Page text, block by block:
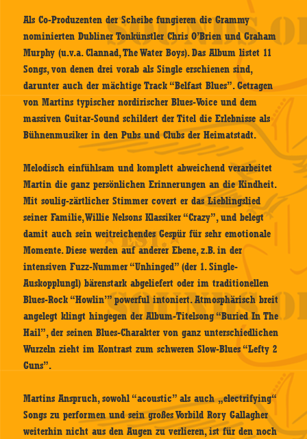
Als Co-Produzenten der Scheibe fungieren die Grammy
nominierten Dubliner Tonkünstler Chris O’Brien und Graham
Murphy (u.v.a. Clannad, The Water Boys). Das Album listet 11
Songs, von denen drei vorab als Single erschienen sind,
darunter auch der mächtige Track “Belfast Blues”. Getragen
von Martins typischer nordirischer Blues-Voice und dem
massiven Guitar-Sound schildert der Titel die Erlebnisse als
Bühnenmusiker in den Pubs und Clubs der Heimatstadt.
Melodisch einfühlsam und komplett abweichend verarbeitet
Martin die ganz persönlichen Erinnerungen an die Kindheit.
Mit soulig-zärtlicher Stimmer covert er das Lieblingslied
seiner Familie, Willie Nelsons Klassiker “Crazy”, und belegt
damit auch sein weitreichendes Gespür für sehr emotionale
Momente. Diese werden auf anderer Ebene, z.B. in der
intensiven Fuzz-Nummer “Unhinged” (der 1. Single-
Auskopplungl) bärenstark abgeliefert oder im traditionellen
Blues-Rock “Howlin’” powerful intoniert. Atmosphärisch breit
angelegt klingt hingegen der Album-Titelsong “Buried In The
Hail”, der seinen Blues-Charakter von ganz unterschiedlichen
Wurzeln zieht im Kontrast zum schweren Slow-Blues “Lefty 2
Guns”.
Martins Anspruch, sowohl “acoustic” als auch „electrifying“
Songs zu performen und sein großes Vorbild Rory Gallagher
weiterhin nicht aus den Augen zu verlieren, ist für den noch